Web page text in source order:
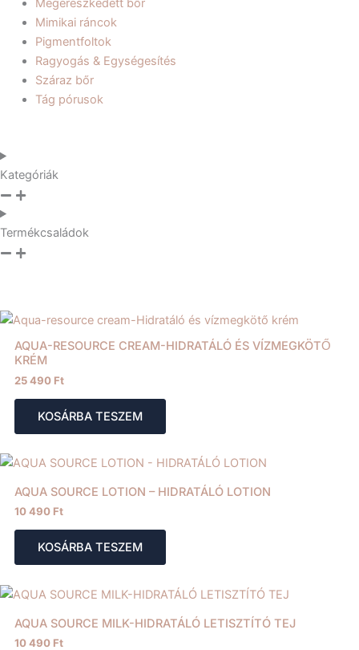
Megereszkedett bőr
Mimikai ráncok
Pigmentfoltok
Ragyogás & Egységesítés
Száraz bőr
Tág pórusok
Kategóriák
Termékcsaládok
AQUA-RESOURCE CREAM-HIDRATÁLÓ ÉS VÍZMEGKÖTŐ
KRÉM
25 490 Ft
KOSÁRBA TESZEM
AQUA SOURCE LOTION – HIDRATÁLÓ LOTION
10 490 Ft
KOSÁRBA TESZEM
AQUA SOURCE MILK-HIDRATÁLÓ LETISZTÍTÓ TEJ
10 490 Ft